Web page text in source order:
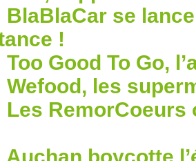
BlaBlaCar se
!
Too Good To Go,
Wefood, les
Les RemorCoeurs